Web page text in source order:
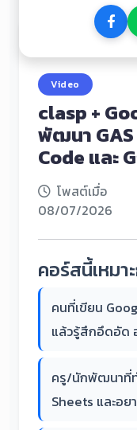
Video
clasp +
พัฒนา
Code และ
โพสต์เมื่อ
08/07/2026
คอร์สนี้เหมา
คนที่เขียน
แล้วรู้สึกอึดอัด
ครู/นักพัฒนาที่ท
Sheets และอย